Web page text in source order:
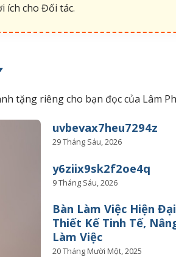
ích cho Đối tác.
tặng riêng cho bạn đọc của Lâm
uvbevax7heu7294z
29 Tháng Sáu, 2026
y6ziix9sk2f2oe4q
9 Tháng Sáu, 2026
Bàn Làm Việc Hiện
Thiết Kế Tinh Tế,
Làm Việc
20 Tháng Mười Một, 2025